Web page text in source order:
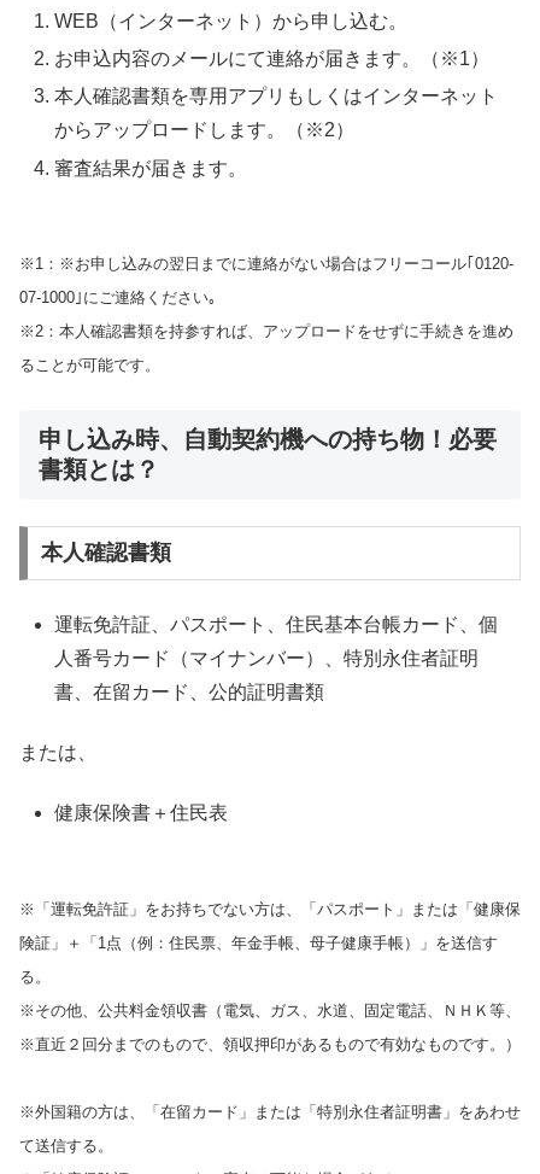
WEB（インターネット）から申し込む。
お申込内容のメールにて連絡が届きます。（※1）
本人確認書類を専用アプリもしくはインターネット
からアップロードします。（※2）
審査結果が届きます。
※1：※お申し込みの翌日までに連絡がない場合はフリーコール｢0120-
07-1000｣にご連絡ください｡
※2：本人確認書類を持参すれば、アップロードをせずに手続きを進め
ることが可能です。
申し込み時、自動契約機への持ち物！必要
書類とは？
本人確認書類
運転免許証、パスポート、住民基本台帳カード、個
人番号カード（マイナンバー）、特別永住者証明
書、在留カード、公的証明書類
または、
健康保険書＋住民表
※「運転免許証」をお持ちでない方は、「パスポート」または「健康保
険証」＋「1点（例：住民票、年金手帳、母子健康手帳）」を送信す
る。
※その他、公共料金領収書（電気、ガス、水道、固定電話、ＮＨＫ等、
※直近２回分までのもので、領収押印があるもので有効なものです。）
※外国籍の方は、「在留カード」または「特別永住者証明書」をあわせ
て送信する。